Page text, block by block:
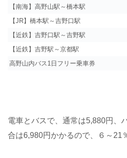
【南海】高野山駅～橋本駅
【JR】橋本駅～吉野口駅
【近鉄】吉野口駅～吉野駅
【近鉄】吉野駅～京都駅
高野山内バス1日フリー乗車券
電車とバスで、通常は5,880円、
合は6,980円かかるので、６～21